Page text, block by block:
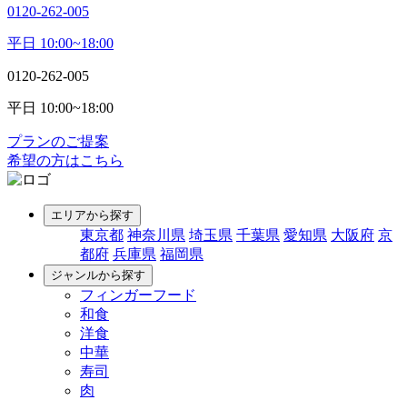
0120-262-005
平日 10:00~18:00
0120-262-005
平日 10:00~18:00
プランのご提案
希望の方はこちら
エリアから探す
東京都 神奈川県 埼玉県 千葉県 愛知県 大阪府 京
都府 兵庫県 福岡県
ジャンルから探す
フィンガーフード
和食
洋食
中華
寿司
肉